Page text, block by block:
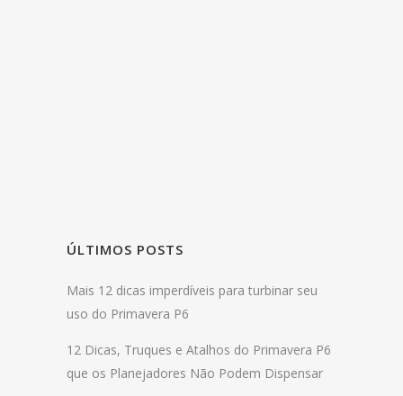
ÚLTIMOS POSTS
Mais 12 dicas imperdíveis para turbinar seu
uso do Primavera P6
12 Dicas, Truques e Atalhos do Primavera P6
que os Planejadores Não Podem Dispensar